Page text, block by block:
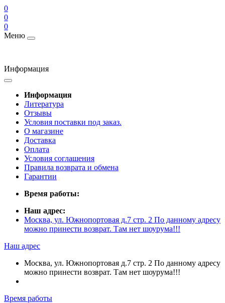
0
0
0
Меню
Информация
Информация
Литература
Отзывы
Условия поставки под заказ.
О магазине
Доставка
Оплата
Условия соглашения
Правила возврата и обмена
Гарантии
Время работы:
Наш адрес:
Москва, ул. Южнопортовая д.7 стр. 2 По данному адресу
можно принести возврат. Там нет шоурума!!!
Наш адрес
Москва, ул. Южнопортовая д.7 стр. 2 По данному адресу
можно принести возврат. Там нет шоурума!!!
Время работы